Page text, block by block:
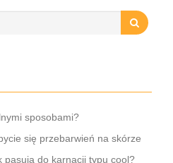
sposobami?
się przebarwień na skórze
pasują do karnacji typu cool?